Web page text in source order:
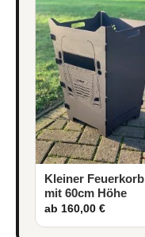
Kleiner Feuerkorb
mit 60cm Höhe
ab 160,00 €